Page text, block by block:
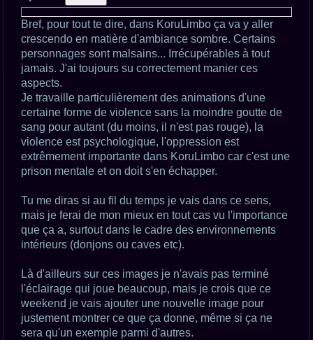
Bref, pour tout te dire, dans KoruLimbo ça va y aller
crescendo en matière d'ambiance sombre. Certains
personnages sont malsains... Irrécupérables à tout
jamais. J'ai toujours su correctement manier ces
aspects.
Je travaille particulièrement des animations d'une
certaine forme de violence sans la moindre goutte de
sang pour autant (du moins, il n'est pas rouge), la
violence est psychologique, l'oppression est
extrêmement importante dans KoruLimbo car c'est une
prison mentale et on doit s'en échapper.
Tu me diras si au fil du temps je vais dans ce sens,
mais je ferai de mon mieux en tout cas vu l'importance
que ça a, surtout dans le cadre des environnements
intérieurs (donjons ou caves etc).
Là d'ailleurs sur ces images je n'avais pas terminé
l'éclairage qui joue beaucoup, mais je crois que ce
weekend je vais ajouter une nouvelle image pour
justement montrer ce que ça donne, même si ça ne
sera qu'un exemple parmi d'autres.